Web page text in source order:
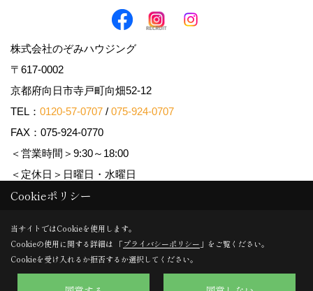
株式会社のぞみハウジング
〒617-0002
京都府向日市寺戸町向畑52-12
TEL： 0120-57-0707 / 075-924-0707
FAX：075-924-0770
＜営業時間＞9:30～18:00
＜定休日＞日曜日・水曜日
Copyright (c) Nozomi Housing. All Rights Reserved.
Produced byゴデスクリエイト
Cookieポリシー
当サイトではCookieを使用します。
Cookieの使用に関する詳細は 「プライバシーポリシー 」をご覧ください。
Cookieを受け入れるか拒否するか選択してください。